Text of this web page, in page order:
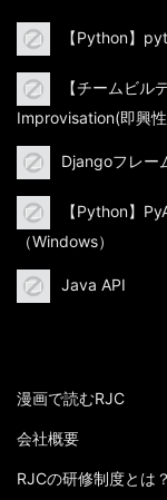
【Python】
【チームビル
Improvisation(即興性
Djangoフレー
【Python】
（Windows）
Java API
漫画で読むRJC
会社概要
RJCの研修制度とは？